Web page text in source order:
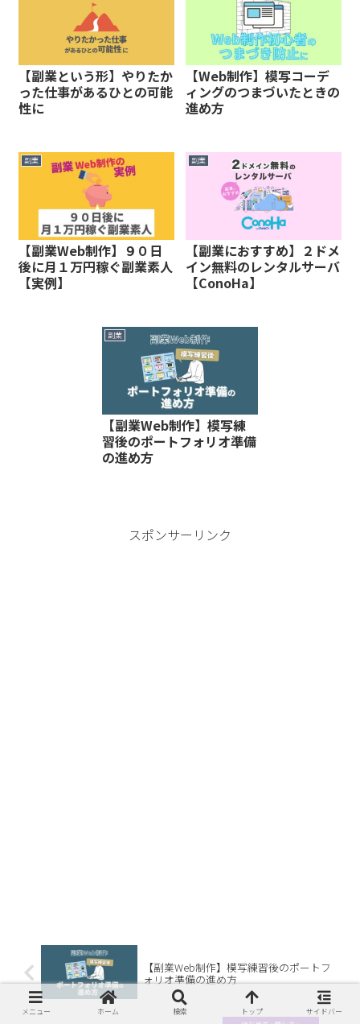
【副業という形】やりたか
った仕事があるひとの可能
性に
【Web制作】模写コーデ
ィングのつまづいたときの
進め方
副業
【副業Web制作】９０日
後に月１万円稼ぐ副業素人
【実例】
副業
【副業におすすめ】２ドメ
イン無料のレンタルサーバ
【ConoHa】
副業
【副業Web制作】模写練
習後のポートフォリオ準備
の進め方
スポンサーリンク
【副業Web制作】模写練習後のポートフ
ォリオ準備の進め方
メニュー ホーム 検索 トップ サイドバー